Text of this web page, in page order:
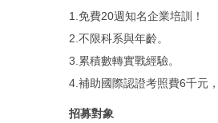
1.免費20週知名企業培訓！
2.不限科系與年齡。
3.累積數轉實戰經驗。
4.補助國際認證考照費6千元
招募對象